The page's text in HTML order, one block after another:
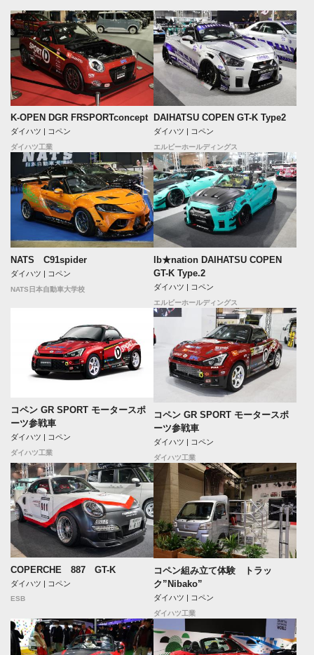
K-OPEN DGR FRSPORTconcept
ダイハツ | コペン
ダイハツ工業
DAIHATSU COPEN GT-K Type2
ダイハツ | コペン
エルビーホールディングス
NATS C91spider
ダイハツ | コペン
NATS日本自動車大学校
lb★nation DAIHATSU COPEN
GT-K Type.2
ダイハツ | コペン
エルビーホールディングス
コペン GR SPORT モータースポ
ーツ参戦車
ダイハツ | コペン
ダイハツ工業
コペン GR SPORT モータースポ
ーツ参戦車
ダイハツ | コペン
ダイハツ工業
COPERCHE 887 GT-K
ダイハツ | コペン
ESB
コペン組み立て体験 トラッ
ク”Nibako”
ダイハツ | コペン
ダイハツ工業